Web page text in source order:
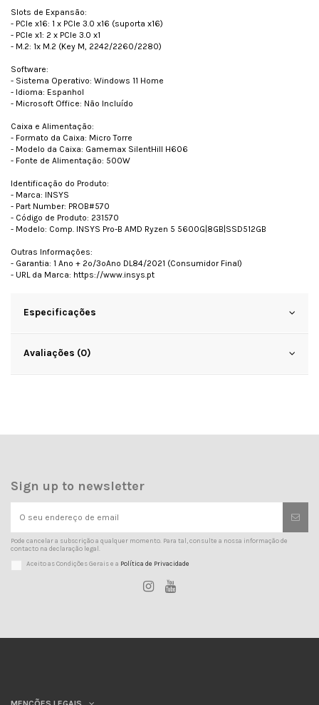
Slots de Expansão:
- PCIe x16: 1 x PCIe 3.0 x16 (suporta x16)
- PCIe x1: 2 x PCIe 3.0 x1
- M.2: 1x M.2 (Key M, 2242/2260/2280)
Software:
- Sistema Operativo: Windows 11 Home
- Idioma: Espanhol
- Microsoft Office: Não Incluído
Caixa e Alimentação:
- Formato da Caixa: Micro Torre
- Modelo da Caixa: Gamemax SilentHill H606
- Fonte de Alimentação: 500W
Identificação do Produto:
- Marca: INSYS
- Part Number: PROB#570
- Código de Produto: 231570
- Modelo: Comp. INSYS Pro-B AMD Ryzen 5 5600G|8GB|SSD512GB
Outras Informações:
- Garantia: 1 Ano + 2º/3ºAno DL84/2021 (Consumidor Final)
- URL da Marca: https://www.insys.pt
Especificações
Avaliações (0)
Sign up to newsletter
Pode cancelar a subscrição a qualquer momento. Para tal, consulte a nossa informação de
contacto na declaração legal.
Aceito as Condições Gerais e a Política de Privacidade